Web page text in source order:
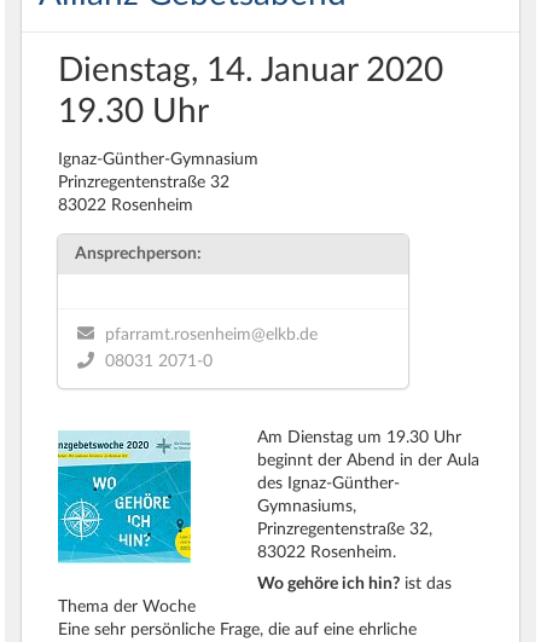
Dienstag, 14. Januar 2020
19.30 Uhr
Ignaz-Günther-Gymnasium
Prinzregentenstraße 32
83022 Rosenheim
Ansprechperson:
pfarramt.rosenheim@elkb.de
08031 2071-0
Am Dienstag um 19.30 Uhr
beginnt der Abend in der Aula
des Ignaz-Günther-
Gymnasiums,
Prinzregentenstraße 32,
83022 Rosenheim.
Wo gehöre ich hin? ist das
Thema der Woche
Eine sehr persönliche Frage, die auf eine ehrliche